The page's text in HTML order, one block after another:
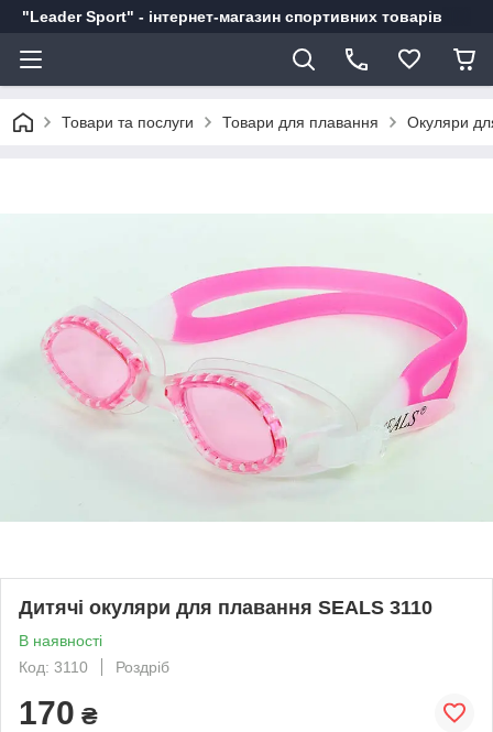
"Leader Sport" - інтернет-магазин спортивних товарів
Товари та послуги Товари для плавання Окуляри
Дитячі окуляри для плавання SEALS 3110
В наявності
Код: 3110
Роздріб
170 ₴